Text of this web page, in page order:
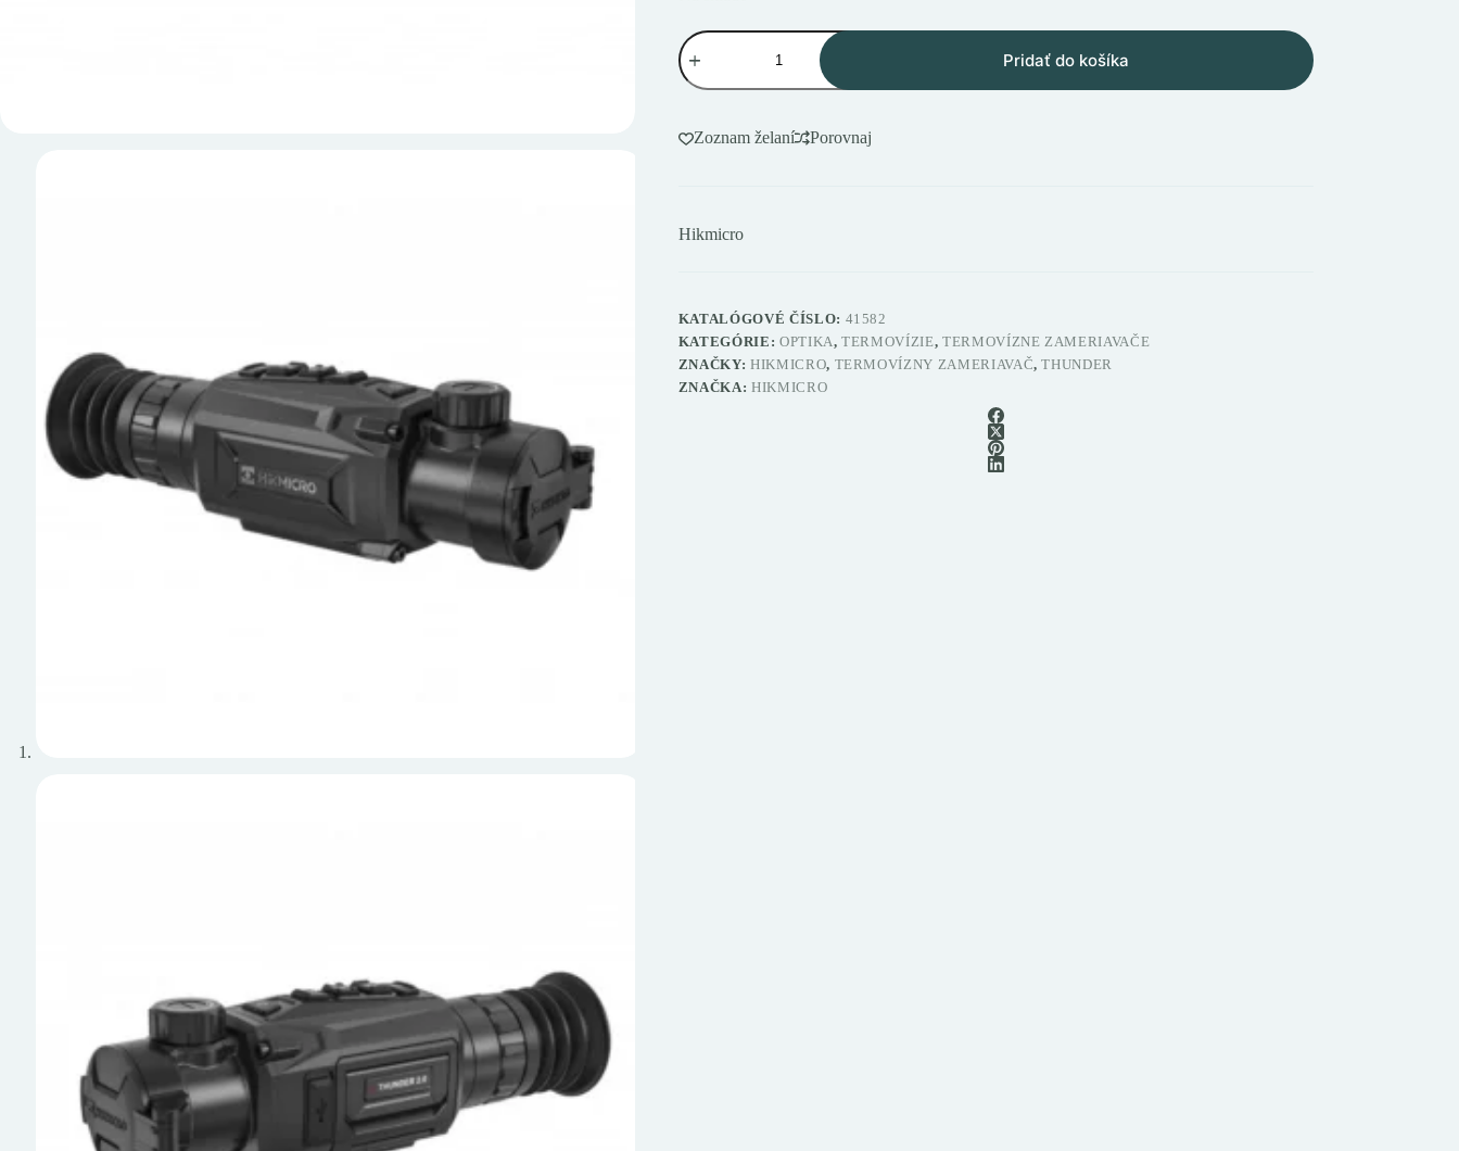
množstvo
Hikmicro
THUNDER
TH35P
termovízny
zameriavač
Pridať do košíka
Zoznam želaní Porovnaj
Hikmicro
KATALÓGOVÉ ČÍSLO: 41582
KATEGÓRIE: OPTIKA,TERMOVÍZIE, TERMOVÍZNE ZAMERIAVAČE
ZNAČKY: HIKMICRO, TERMOVÍZNY ZAMERIAVAČ,THUNDER
ZNAČKA: HIKMICRO